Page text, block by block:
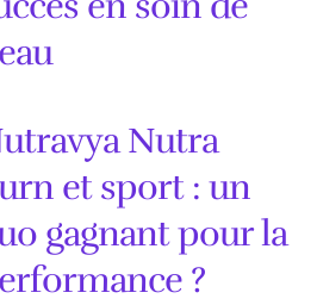
Nutra
et sport : un
gagnant pour la
?